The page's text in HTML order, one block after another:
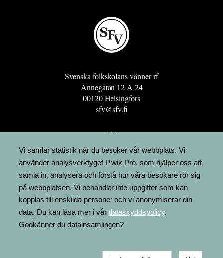
Svenska folkskolans vänner rf
Annegatan 12 A 24
00120 Helsingfors
sfv@sfv.fi
GRO
FÖRENINGSRESURSEN
MINNESRUNOR.FI
UPPSLAGSVERKET FINLAND
LÄGENHETER
FAKTURERING
Vi samlar statistik när du besöker vår webbplats. Vi
använder analysverktyget Piwik Pro, som hjälper oss att
samla in, analysera och förstå hur våra besökare rör sig
på webbplatsen. Vi behandlar inte uppgifter som kan
kopplas till enskilda personer och vi anonymiserar din
data. Du kan läsa mer i vår dataskyddspolicy.
Godkänner du datainsamlingen?